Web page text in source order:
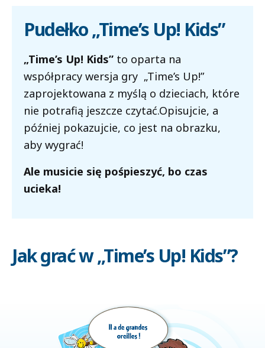
Pudełko „Time’s Up! Kids”
„Time’s Up! Kids” to oparta na
współpracy wersja gry „Time’s Up!”
zaprojektowana z myślą o dzieciach, które
nie potrafią jeszcze czytać.Opisujcie, a
później pokazujcie, co jest na obrazku,
aby wygrać!
Ale musicie się pośpieszyć, bo czas
ucieka!
Jak grać w „Time’s Up! Kids”?